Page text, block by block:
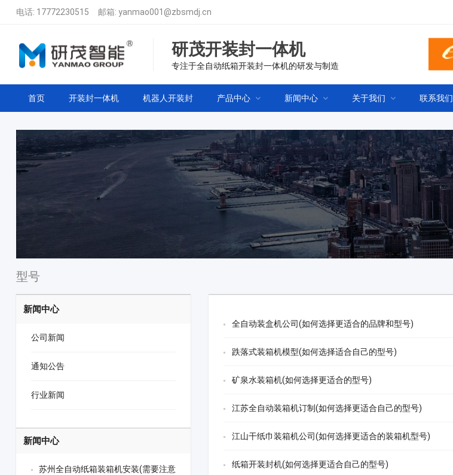
电话: 17772230515 邮箱: yanmao001@zbsmdj.cn
研茂开装封一体机
专注于全自动纸箱开装封一体机的研发与制造
首页 开装封一体机 机器人开装封 产品中心 新闻中心 关于我们 联系我们
型号
全自动装盒机公司(如何选择更适合的品牌和型号)
跌落式装箱机模型(如何选择适合自己的型号)
矿泉水装箱机(如何选择更适合的型号)
江苏全自动装箱机订制(如何选择更适合自己的型号)
江山干纸巾装箱机公司(如何选择更适合的装箱机型号)
纸箱开装封机(如何选择更适合自己的型号)
新闻中心
公司新闻
通知公告
行业新闻
新闻中心
苏州全自动纸箱装箱机安装(需要注意